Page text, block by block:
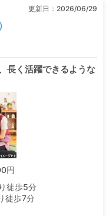
更新日： 2026/06/29
長く活躍できるような
円
徒歩5分
徒歩7分